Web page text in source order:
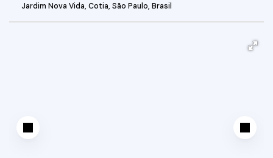
Jardim Nova Vida, Cotia, São Paulo, Brasil